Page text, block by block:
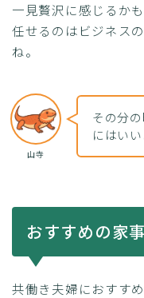
一見贅沢に感じるか
任せるのはビジネス
ね。
山寺
その分
にはいい
おすすめの家
共働き夫婦におすす